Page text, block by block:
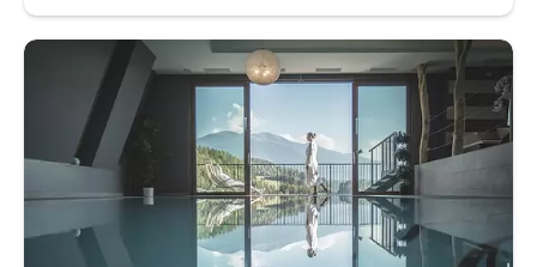
Molaris Lodges | Unterkunft in Mühlbach